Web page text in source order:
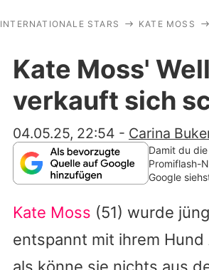
INTERNATIONALE STARS KATE MOSS
Kate Moss'
verkauft sich
04.05.25, 22:54 - Carina
Damit du
Promiflash-
Google
Kate Moss (51) wurde
entspannt mit ihrem